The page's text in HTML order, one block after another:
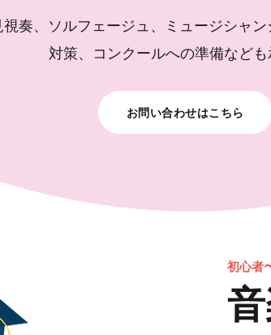
奏、ソルフェージュ、ミュージシャ
対策、コンクールへの準備なども
お問い合わせはこちら
初心者